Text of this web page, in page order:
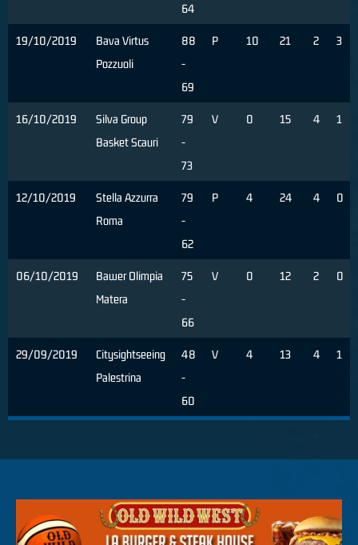
64
19/10/2019
Bava Virtus
Pozzuoli
88
-
69
P 10 21 2 3
16/10/2019
Silva Group
Basket Scauri
79
-
73
V 0 15 4 1
12/10/2019
Stella Azzurra
Roma
79
-
62
P 4 24 4 0
06/10/2019
Bawer Olimpia
Matera
75
-
66
V 0 12 2 0
29/09/2019
Citysightseeing
Palestrina
48
-
60
V 4 13 4 1